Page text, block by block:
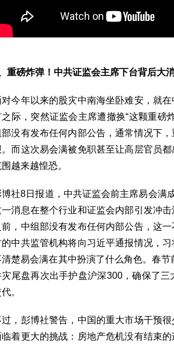
重磅炸弹！中共证监会主席下台背后大
对今年以来的股灾中南海坐卧难安，就
之际，突然证监会主席遭撤换“这颗重磅
部没有发布任何内部公告，通常情况下
。而这次易会满被免职甚至让高层官员
越来越惶恐。
博社8日报道，中共证监会前主席易会满
一消息在整个行业和证监会内部引发冲
前，中组部没有发布任何内部公告，这
的中共监管机构将向习近平通报情况，
清楚易会满在其中扮演了什么角色。春
灾尾盘再次出手护盘沪深300，确保了
。
过，彭博社警告，中国的重大市场干预
临着更大的挑战：房地产危机没有结束